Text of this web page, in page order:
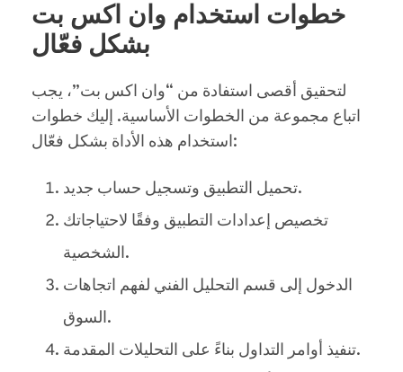
خطوات استخدام وان اكس بت
بشكل فعّال
لتحقيق أقصى استفادة من “وان اكس بت”، يجب
اتباع مجموعة من الخطوات الأساسية. إليك خطوات
استخدام هذه الأداة بشكل فعّال:
تحميل التطبيق وتسجيل حساب جديد.
تخصيص إعدادات التطبيق وفقًا لاحتياجاتك
الشخصية.
الدخول إلى قسم التحليل الفني لفهم اتجاهات
السوق.
تنفيذ أوامر التداول بناءً على التحليلات المقدمة.